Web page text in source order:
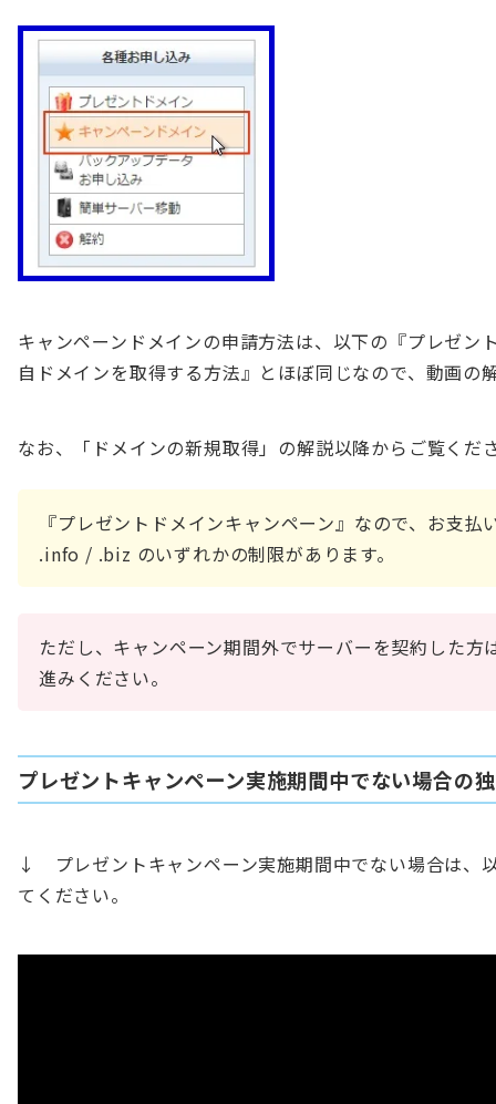
キャンペーンドメインの申請方法は、以下の『プレゼン
自ドメインを取得する方法』とほぼ同じなので、動画の
なお、「ドメインの新規取得」の解説以降からご覧くだ
『プレゼントドメインキャンペーン』なので、お支
.info / .biz のいずれかの制限があります。
ただし、キャンペーン期間外でサーバーを契約した
進みください。
プレゼントキャンペーン実施期間中でない場合の
↓ プレゼントキャンペーン実施期間中でない場合は、
てください。